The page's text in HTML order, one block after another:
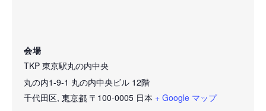
会場
TKP 東京駅丸の内中央
丸の内1-9-1 丸の内中央ビル 12階
千代田区, 東京都 〒100-0005 日本 + Google マップ